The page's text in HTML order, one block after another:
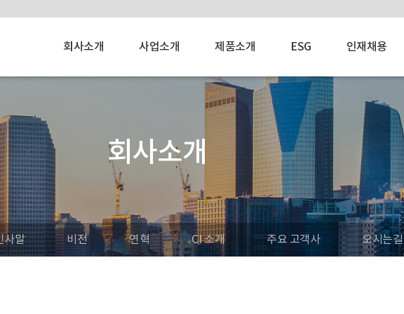
회사소개 사업소개 제품소개 ESG 인재채용
회사소개
사말 비전 연혁 CI 소개 주요 고객사 오시는길